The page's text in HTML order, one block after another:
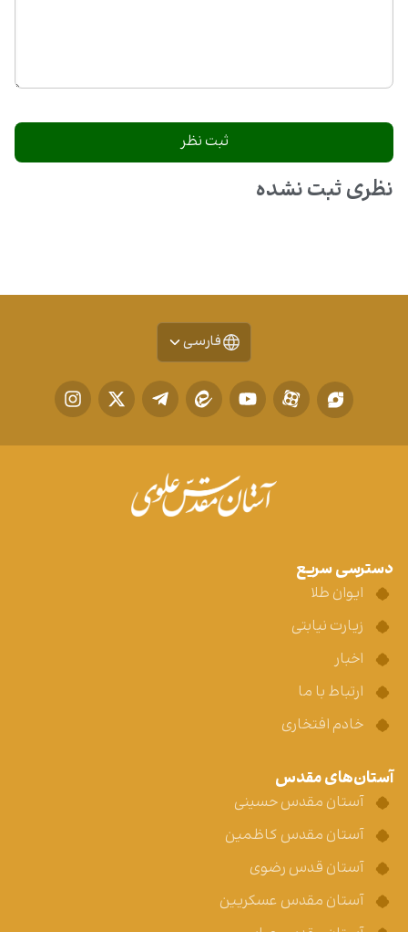
نظری ثبت نشده
فارسی
دسترسی سریع
ایوان طلا
زیارت نیابتی
اخبار
ارتباط با ما
خادم افتخاری
آستان‌های مقدس
آستان مقدس حسینی
آستان مقدس کاظمین
آستان قدس رضوی
آستان مقدس عسکریین